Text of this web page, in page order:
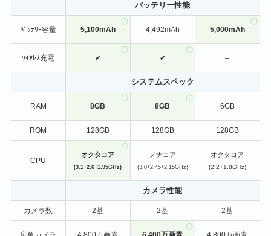
バッテリー性能
ﾊﾞｯﾃﾘｰ容量 5,100mAh 4,492mAh 5,000mAh
ﾜｲﾔﾚｽ充電 ✔ ✔ –
システムスペック
RAM 8GB 8GB 6GB
ROM 128GB 128GB 128GB
CPU
オクタコア
(3.1+2.6+1.95GHz)
ノナコア
(3.0+2.45+2.15GHz)
オクタコア
(2.2+1.8GHz)
カメラ性能
カメラ数 2基 2基 2基